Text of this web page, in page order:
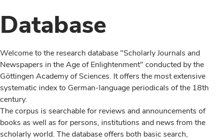
Database
Welcome to the research database "Scholarly Journals and
Newspapers in the Age of Enlightenment" conducted by the
Göttingen Academy of Sciences. It offers the most extensive
systematic index to German-language periodicals of the 18th
century.
The corpus is searchable for reviews and announcements of
books as well as for persons, institutions and news from the
scholarly world. The database offers both basic search,